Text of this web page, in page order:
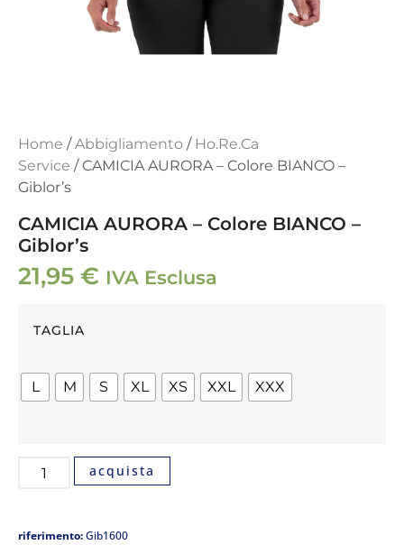
Home /Abbigliamento / Ho.Re.Ca
Service / CAMICIA AURORA – Colore BIANCO –
Giblor’s
CAMICIA AURORA – Colore BIANCO –
Giblor’s
21,95 € IVA Esclusa
TAGLIA
L M S XL XS XXL XXX
acquista
riferimento:Gib1600